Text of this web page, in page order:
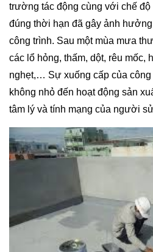
trường tác động cùng với chế độ
đúng thời hạn đã gây ảnh
công trình. Sau một mùa mưa
các lổ hỏng, thấm, dột, rêu mốc,
nghẹt,… Sự xuống cấp của công
không nhỏ đến hoạt động sản
tâm lý và tính mạng của người